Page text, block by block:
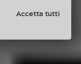
Accetta tutti